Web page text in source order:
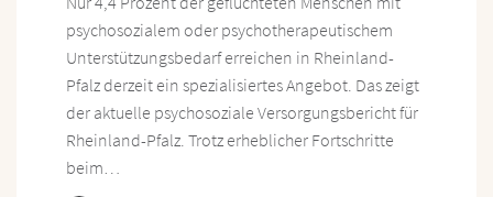
psychosozialem oder psychotherapeutischem
Unterstützungsbedarf erreichen in Rheinland-
Pfalz derzeit ein spezialisiertes Angebot. Das zeigt
der aktuelle psychosoziale Versorgungsbericht für
Rheinland-Pfalz. Trotz erheblicher Fortschritte
beim…